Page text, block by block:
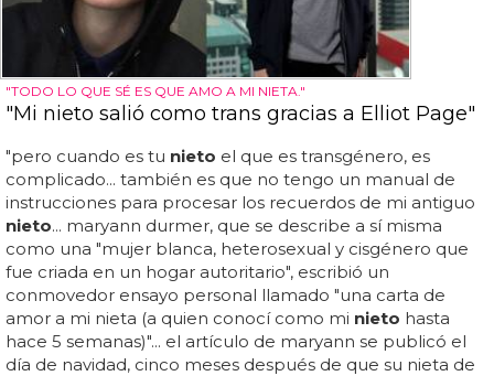
"TODO LO QUE SÉ ES QUE AMO A MI NIETA."
"Mi nieto salió como trans gracias a Elliot Page"
"pero cuando es tu nieto el que es transgénero, es
complicado... también es que no tengo un manual de
instrucciones para procesar los recuerdos de mi antiguo
nieto... maryann durmer, que se describe a sí misma
como una "mujer blanca, heterosexual y cisgénero que
fue criada en un hogar autoritario", escribió un
conmovedor ensayo personal llamado "una carta de
amor a mi nieta (a quien conocí como mi nieto hasta
hace 5 semanas)"... el artículo de maryann se publicó el
día de navidad, cinco meses después de que su nieta de